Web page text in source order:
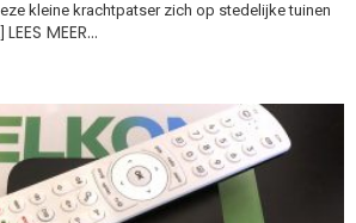
kleine krachtpatser zich op stedelijke tuinen
LEES MEER…